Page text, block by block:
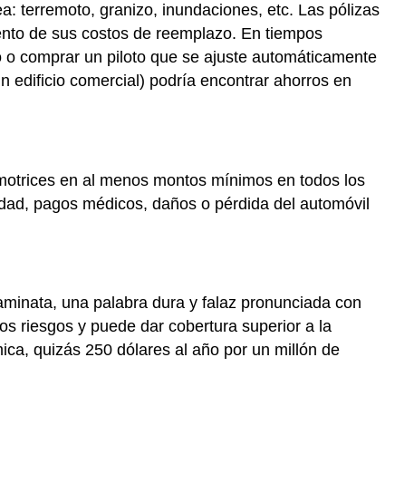
terremoto, granizo, inundaciones, etc. Las pólizas
de sus costos de reemplazo. En tiempos
comprar un piloto que se ajuste automáticamente
edificio comercial) podría encontrar ahorros en
en al menos montos mínimos en todos los
pagos médicos, daños o pérdida del automóvil
una palabra dura y falaz pronunciada con
riesgos y puede dar cobertura superior a la
quizás 250 dólares al año por un millón de